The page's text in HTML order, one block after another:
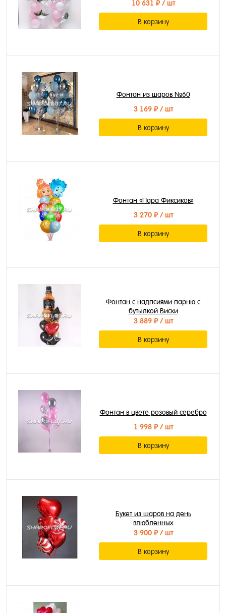
10 631 ₽/ шт
В корзину
Фонтан из шаров №60
3 169 ₽/ шт
В корзину
Фонтан «Пара Фиксиков»
3 270 ₽/ шт
В корзину
Фонтан с надпсиями парню с
бутылкой Виски
3 889 ₽/ шт
В корзину
Фонтан в цвете розовый серебро
1 998 ₽/ шт
В корзину
Букет из шаров на день
влюбленных
3 900 ₽/ шт
В корзину